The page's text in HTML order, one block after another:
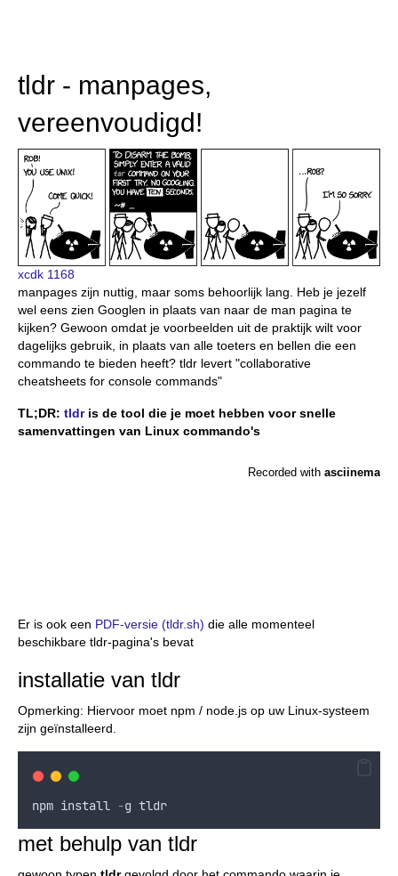
tldr - manpages,
vereenvoudigd!
xcdk 1168
manpages zijn nuttig, maar soms behoorlijk lang. Heb je jezelf
wel eens zien Googlen in plaats van naar de man pagina te
kijken? Gewoon omdat je voorbeelden uit de praktijk wilt voor
dagelijks gebruik, in plaats van alle toeters en bellen die een
commando te bieden heeft? tldr levert "collaborative
cheatsheets for console commands"
TL;DR: tldr is de tool die je moet hebben voor snelle
samenvattingen van Linux commando's
Er is ook een PDF-versie (tldr.sh) die alle momenteel
beschikbare tldr-pagina's bevat
installatie van tldr
Opmerking: Hiervoor moet npm / node.js op uw Linux-systeem
zijn geïnstalleerd.
npm install -g tldr
met behulp van tldr